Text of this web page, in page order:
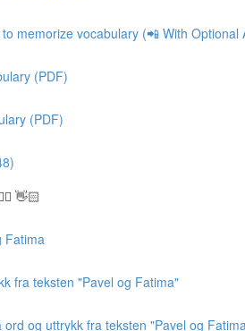
memorize vocabulary (📲 With Optional
(PDF)
(PDF)
👋🏻
Fatima
fra teksten "Pavel og Fatima"
og uttrykk fra teksten "Pavel og